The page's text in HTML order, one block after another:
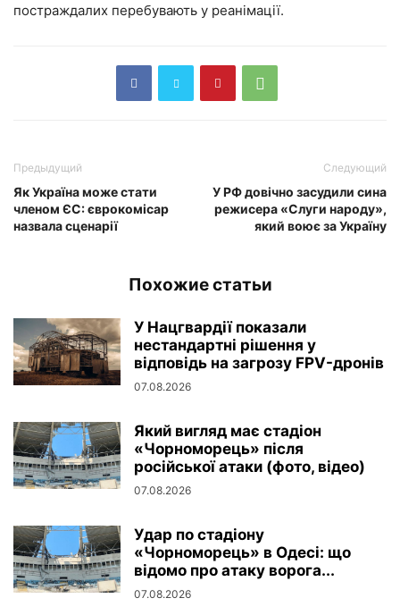
постраждалих перебувають у реанімації.
Предыдущий
Як Україна може стати
членом ЄС: єврокомісар
назвала сценарії
Следующий
У РФ довічно засудили сина
режисера «Слуги народу»,
який воює за Україну
Похожие статьи
У Нацгвардії показали
нестандартні рішення у
відповідь на загрозу FPV-дронів
07.08.2026
Який вигляд має стадіон
«Чорноморець» після
російської атаки (фото, відео)
07.08.2026
Удар по стадіону
«Чорноморець» в Одесі: що
відомо про атаку ворога...
07.08.2026